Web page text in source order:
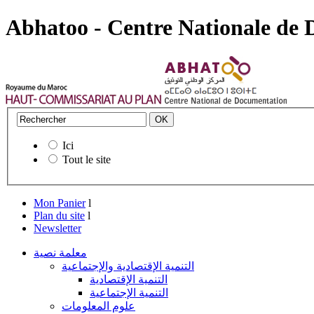
Abhatoo - Centre Nationale de
Ici
Tout le site
Mon Panier l
Plan du site l
Newsletter
معلمة نصية
التنمية الإقتصادية والإجتماعية
التنمية الإقتصادية
التنمية الإجتماعية
علوم المعلومات